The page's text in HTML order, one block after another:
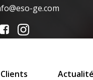
ge.com